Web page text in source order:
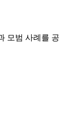
모범 사례를 공